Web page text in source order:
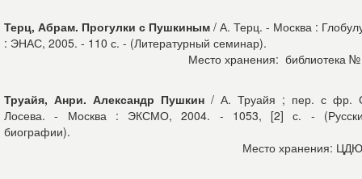
Терц, Абрам. Прогулки с Пушкиным / А. Терц. - Москва :
: ЭНАС, 2005. - 110 с. - (Литературный семинар).
Место хранения: библиотека
Труайя, Анри. Александр Пушкин / А. Труайя ; пер. с фр.
Лосева. - Москва : ЭКСМО, 2004. - 1053, [2] с. -
биографии).
Место хранения: